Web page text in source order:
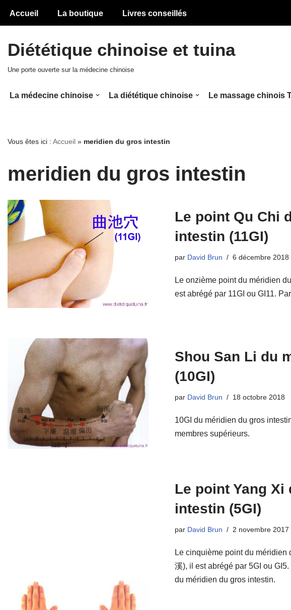
Aller
contenu
Accueil La boutique Livres conseillés
Diététique chinoise et tuina
Une porte ouverte sur la médecine chinoise
La médecine chinoise La diététique chinoise Le massage chinois
Vous êtes ici : Accueil » meridien du gros intestin
meridien du gros intestin
Le point Qu Chi
intestin (11GI)
par David Brun 6 décembre 2018
Le onzième point du méridien
est abrégé par 11GI ou GI11.
Shou San Li du
(10GI)
par David Brun 18 octobre 2018
10GI du méridien du gros
membres supérieurs.
Le point Yang
intestin (5GI)
par David Brun 2 novembre 2017
Le cinquième point du méridien
溪), il est abrégé par 5GI ou GI5.
du méridien du gros intestin.